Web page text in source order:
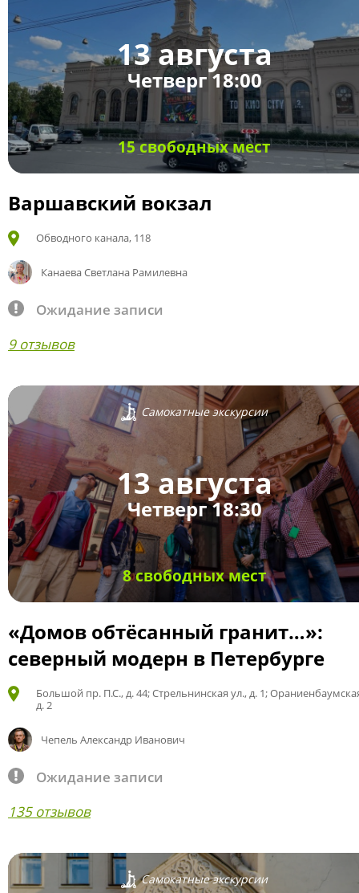
13 августа
Четверг 18:00
15 свободных мест
Варшавский вокзал
Обводного канала, 118
Канаева Светлана Рамилевна
Ожидание записи
9 отзывов
Самокатные экскурсии
13 августа
Четверг 18:30
8 свободных мест
«Домов обтёсанный гранит…»:
северный модерн в Петербурге
Большой пр. П.С., д. 44; Стрельнинская ул., д. 1;
д. 2
Чепель Александр Иванович
Ожидание записи
135 отзывов
Самокатные экскурсии